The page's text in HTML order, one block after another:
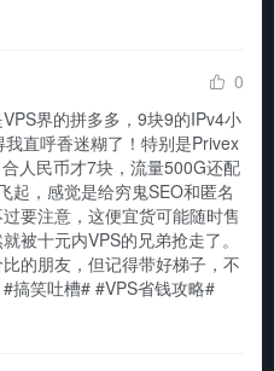
0
界的拼多多，9块9的IPv4小
直呼香迷糊了！特别是Privex
人民币才7块，流量500G还配
起，感觉是给穷鬼SEO和匿名
要注意，这便宜货可能随时售
被十元内VPS的兄弟抢走了。
的朋友，但记得带好梯子，不
搞笑吐槽# #VPS省钱攻略#